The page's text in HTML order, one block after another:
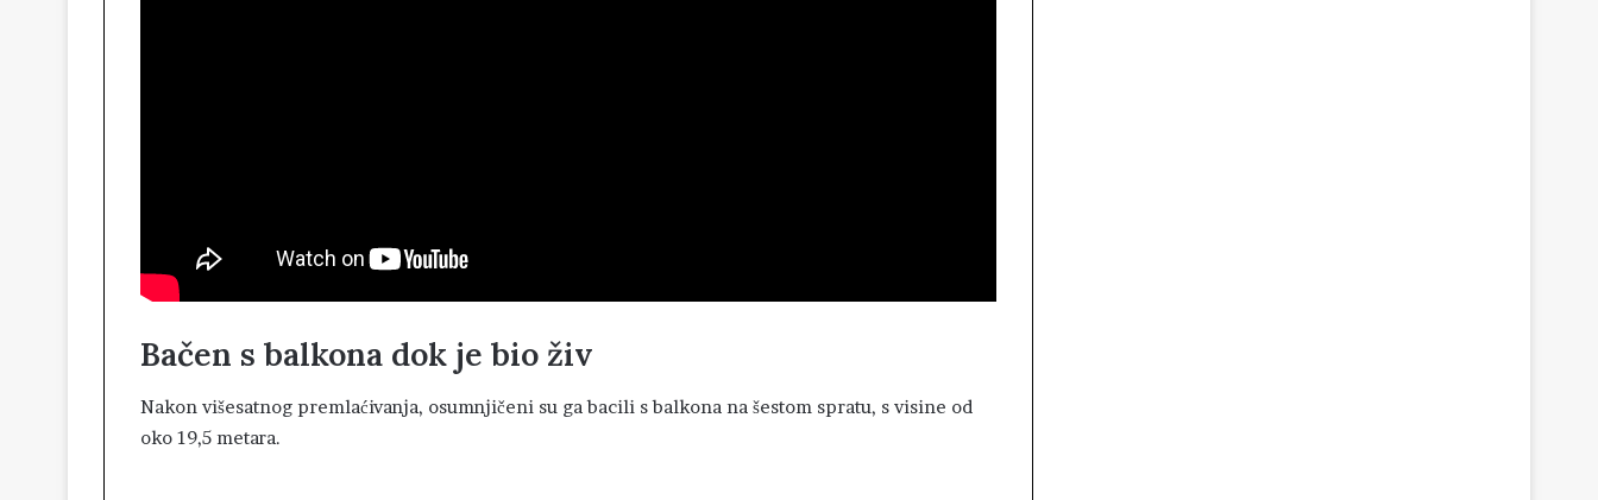
Bačen s balkona dok je bio živ
Nakon višesatnog premlaćivanja, osumnjičeni su ga bacili s balkona na šestom spratu, s visine od
oko 19,5 metara.